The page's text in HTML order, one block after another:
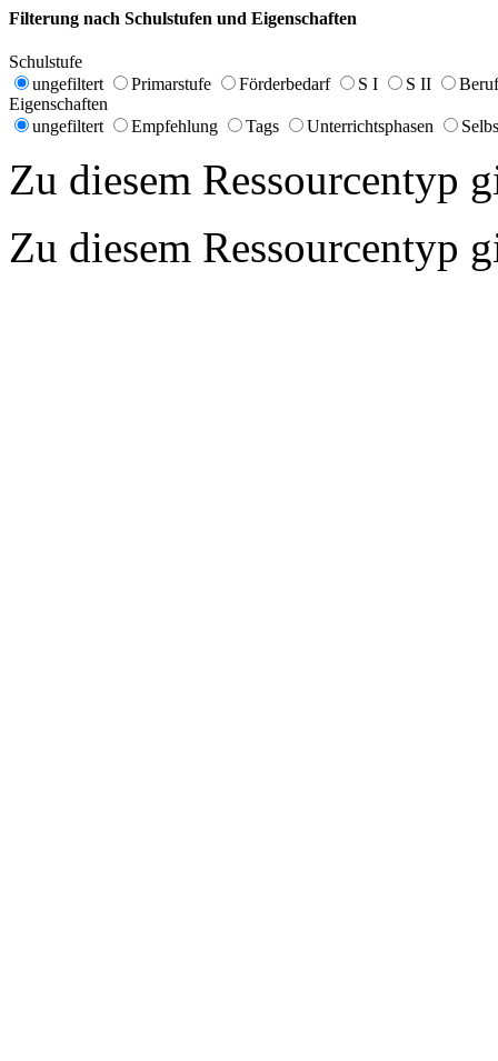
Filterung nach Schulstufen und Eigenschaften
Schulstufe
ungefiltert
Primarstufe Förderbedarf S I S II
Eigenschaften
ungefiltert
Empfehlung Tags Unterrichtsphasen
Zu diesem Ressourcentyp
Zu diesem Ressourcentyp